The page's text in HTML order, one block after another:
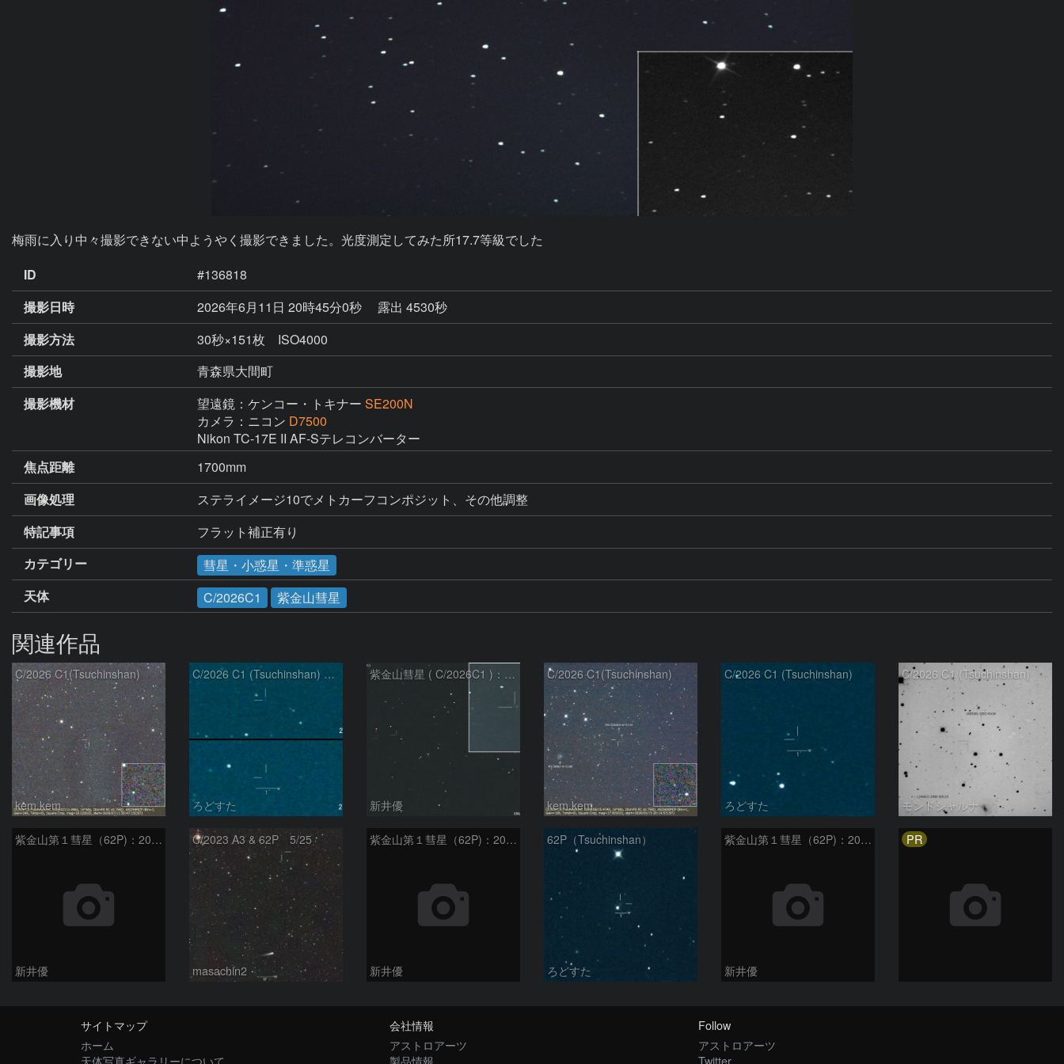
梅雨に入り中々撮影できない中ようやく撮影できました。光度測定してみた所17.7等級でした
ID
#136818
撮影日時
2026年6月11日 20時45分0秒
露出 4530秒
撮影方法
30秒×151枚 ISO4000
撮影地
青森県大間町
撮影機材
望遠鏡：ケンコー・トキナー SE200N
カメラ：ニコン D7500
Nikon TC-17E II AF-Sテレコンバーター
焦点距離
1700mm
画像処理
ステライメージ10でメトカーフコンポジット、その他調整
特記事項
フラット補正有り
カテゴリー
彗星・小惑星・準惑星
天体
C/2026C1 紫金山彗星
関連作品
C/2026 C1(Tsuchinshan)
kem.kem
C/2026 C1 (Tsuchinshan) の変化
ろどすた
紫金山彗星 ( C/2026C1 )：2026/05/16
新井優
C/2026 C1(Tsuchinshan)
kem.kem
C/2026 C1 (Tsuchinshan)
ろどすた
C/2026 C1 (Tsuchinshan)
モンドシャルナ
紫金山第１彗星（62P)：2024/06/05
新井優
C/2023 A3 & 62P 5/25
masachin2
紫金山第１彗星（62P)：2024/05/11
新井優
62P（Tsuchinshan）
ろどすた
紫金山第１彗星（62P)：2024/04/25
新井優
PR
サイトマップ
ホーム
天体写真ギャラリーについて
会社情報
アストロアーツ
製品情報
Follow
アストロアーツ
Twitter